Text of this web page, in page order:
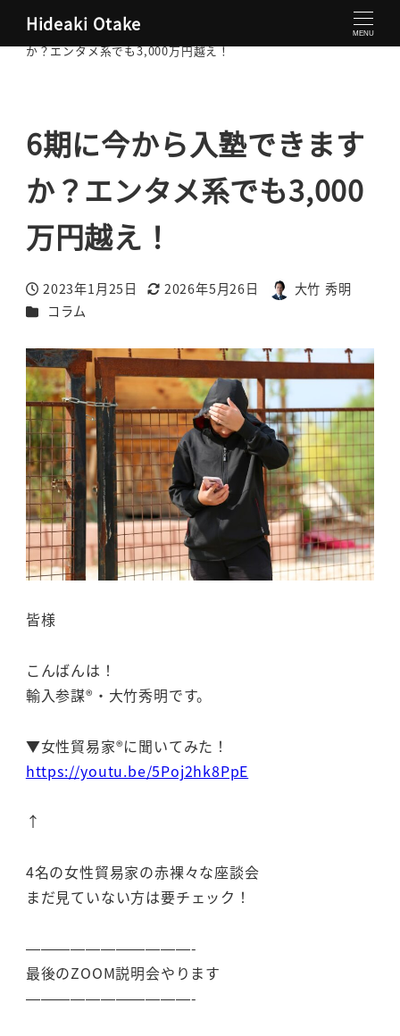
Hideaki Otake MENU
大竹秀明 公式サイト
6期に今から入塾できます
か？エンタメ系でも3,000万円越え！
6期に今から入塾できます
か？エンタメ系でも3,000
万円越え！
投稿日
2023年1月25日
更新日
2026年5月26日
著
大竹 秀明
カテゴリー
コラム
皆様
こんばんは！
輸入参謀®・大竹秀明です。
▼女性貿易家®に聞いてみた！
https://youtu.be/5Poj2hk8PpE
↑
4名の女性貿易家の赤裸々な座談会
まだ見ていない方は要チェック！
———————————-
最後のZOOM説明会やります
———————————-